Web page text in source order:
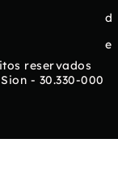
d
e
reservados
- 30.330-000